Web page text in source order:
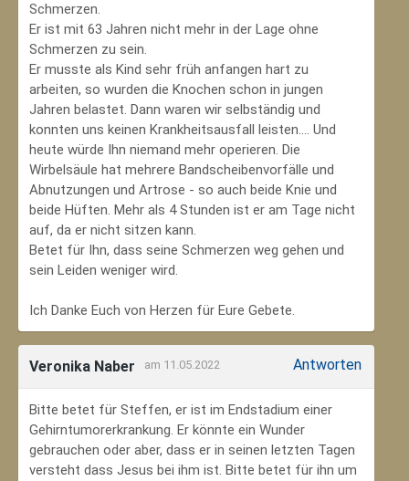
Schmerzen.
Er ist mit 63 Jahren nicht mehr in der Lage ohne
Schmerzen zu sein.
Er musste als Kind sehr früh anfangen hart zu
arbeiten, so wurden die Knochen schon in jungen
Jahren belastet. Dann waren wir selbständig und
konnten uns keinen Krankheitsausfall leisten.... Und
heute würde Ihn niemand mehr operieren. Die
Wirbelsäule hat mehrere Bandscheibenvorfälle und
Abnutzungen und Artrose - so auch beide Knie und
beide Hüften. Mehr als 4 Stunden ist er am Tage nicht
auf, da er nicht sitzen kann.
Betet für Ihn, dass seine Schmerzen weg gehen und
sein Leiden weniger wird.
Ich Danke Euch von Herzen für Eure Gebete.
Veronika Naber am 11.05.2022 Antworten
Bitte betet für Steffen, er ist im Endstadium einer
Gehirntumorerkrankung. Er könnte ein Wunder
gebrauchen oder aber, dass er in seinen letzten Tagen
versteht dass Jesus bei ihm ist. Bitte betet für ihn um